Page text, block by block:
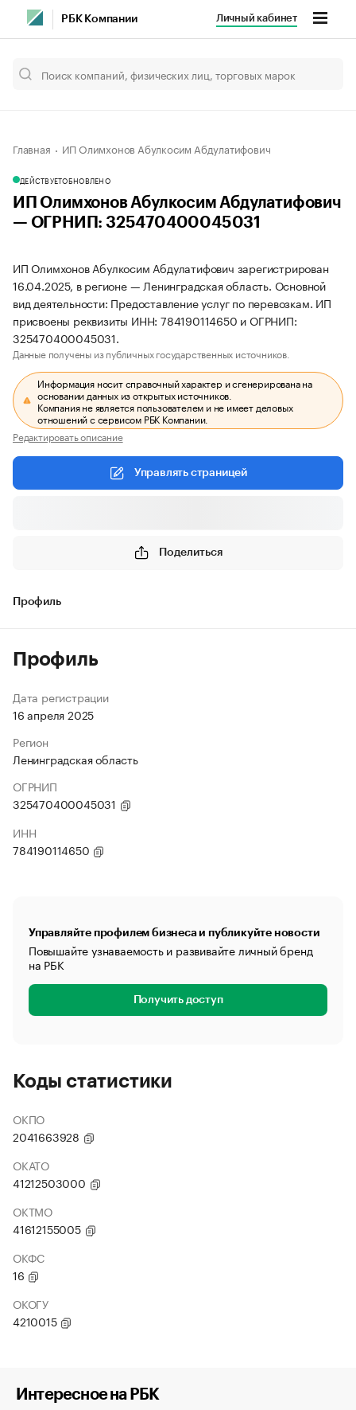
РБК Компании Личный кабинет
Главная ИП Олимхонов Абулкосим Абдулатифович
ДЕЙСТВУЕТОБНОВЛЕНО
ИП Олимхонов Абулкосим Абдулатифович
— ОГРНИП: 325470400045031
ИП Олимхонов Абулкосим Абдулатифович зарегистрирован
16.04.2025, в регионе — Ленинградская область. Основной
вид деятельности: Предоставление услуг по перевозкам. ИП
присвоены реквизиты ИНН: 784190114650 и ОГРНИП:
325470400045031.
Данные получены из публичных государственных источников.
Информация носит справочный характер и сгенерирована на
основании данных из открытых источников.
Компания не является пользователем и не имеет деловых
отношений с сервисом РБК Компании.
Редактировать описание
Управлять страницей
Поделиться
Профиль
Профиль
Дата регистрации
16 апреля 2025
Регион
Ленинградская область
ОГРНИП
325470400045031
ИНН
784190114650
Управляйте профилем бизнеса и публикуйте новости
Повышайте узнаваемость и развивайте личный бренд
на РБК
Получить доступ
Коды статистики
ОКПО
2041663928
ОКАТО
41212503000
ОКТМО
41612155005
ОКФС
16
ОКОГУ
4210015
Интересное на РБК